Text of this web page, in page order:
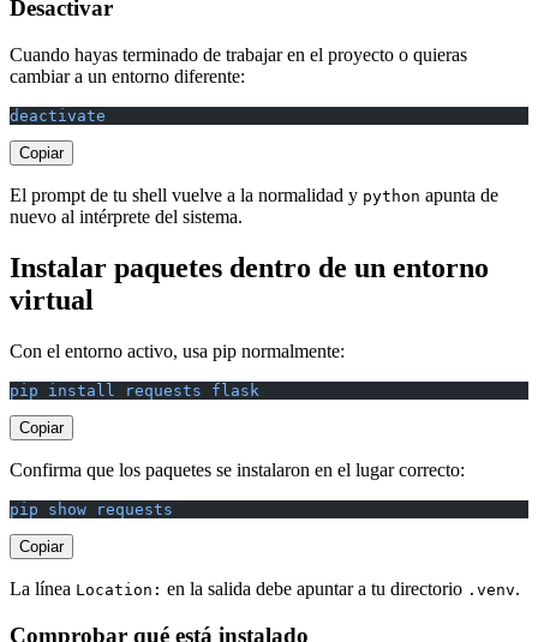
Desactivar
Cuando hayas terminado de trabajar en el proyecto o quieras
cambiar a un entorno diferente:
deactivate
Copiar
El prompt de tu shell vuelve a la normalidad y python apunta de
nuevo al intérprete del sistema.
Instalar paquetes dentro de un entorno
virtual
Con el entorno activo, usa pip normalmente:
pip install requests flask
Copiar
Confirma que los paquetes se instalaron en el lugar correcto:
pip show requests
Copiar
La línea Location: en la salida debe apuntar a tu directorio .venv.
Comprobar qué está instalado